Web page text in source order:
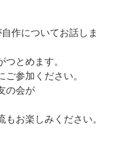
作についてお話しま
とめます。
参加ください。
の会が
お楽しみください。